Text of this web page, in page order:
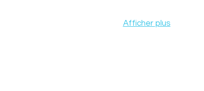
Afficher plus